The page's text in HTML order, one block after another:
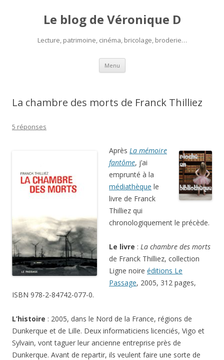
Le blog de Véronique D
Lecture, patrimoine, cinéma, bricolage, broderie…
Menu Aller
contenu
La chambre des morts de Franck Thilliez
5 réponses
Après La mémoire
fantôme, j’ai
emprunté à la
médiathèque le
livre de Franck
Thilliez qui
chronologiquement le précède.
Le livre : La chambre des morts
de Franck Thilliez, collection
Ligne noire éditions Le
Passage, 2005, 312 pages,
ISBN 978-2-84742-077-0.
L’histoire : 2005, dans le Nord de la France, régions de
Dunkerque et de Lille. Deux informaticiens licenciés, Vigo et
Sylvain, vont taguer leur ancienne entreprise près de
Dunkerque. Avant de repartir, ils veulent faire une sorte de